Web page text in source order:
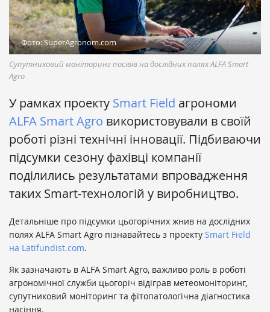
Фото: SuperAgronom.com
Супутниковий моніторинг посівів на дослідних полях ALFA Smart
Agro
У рамках проекту Smart Field агрономи
ALFA Smart Agro використовували в своїй
роботі різні технічні інновації. Підбиваючи
підсумки сезону фахівці компанії
поділились результатами впровадження
таких Smart-технологій у виробництво.
Детальніше про підсумки цьогорічних жнив на дослідних
полях ALFA Smart Agro пізнавайтесь з проекту Smart Field
на Latifundist.com.
Як зазначають в ALFA Smart Agro, важливо роль в роботі
агрономічної служби цьогоріч відіграв метеомоніторинг,
супутниковий моніторинг та фітопатологічна діагностика
насіння.